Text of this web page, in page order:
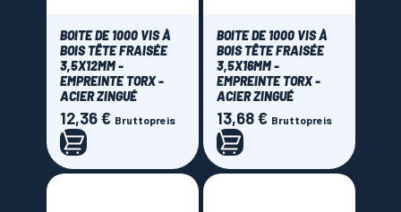
BOITE DE 1000 VIS À
BOIS TÊTE FRAISÉE
3,5X12MM -
EMPREINTE TORX -
ACIER ZINGUÉ
Preis
12,36 € Bruttopreis
BOITE DE 1000 VIS À
BOIS TÊTE FRAISÉE
3,5X16MM -
EMPREINTE TORX -
ACIER ZINGUÉ
Preis
13,68 € Bruttopreis